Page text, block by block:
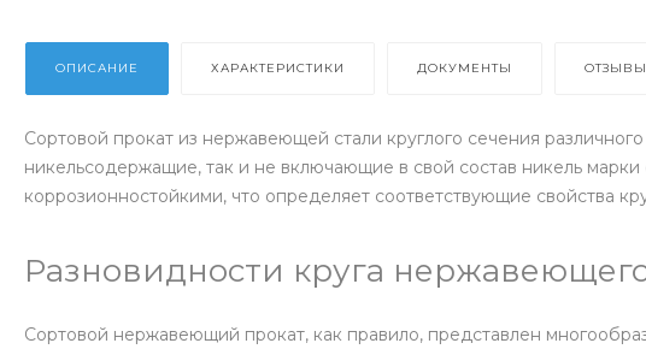
ОПИСАНИЕ ХАРАКТЕРИСТИКИ ДОКУМЕНТЫ ОТЗЫВЫ
Сортовой прокат из нержавеющей стали круглого сечения
никельсодержащие, так и не включающие в свой состав никель
коррозионностойкими, что определяет соответствующие свойства
Разновидности круга
Сортовой нержавеющий прокат, как правило, представлен